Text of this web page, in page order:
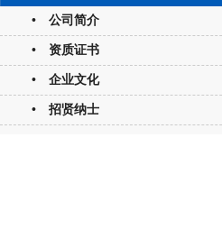
• 公司简介
• 资质证书
• 企业文化
• 招贤纳士